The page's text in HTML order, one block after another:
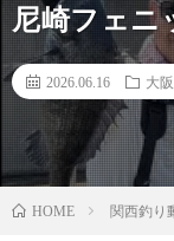
尼崎フェニ
2026.06.16 大
HOME 関西釣り